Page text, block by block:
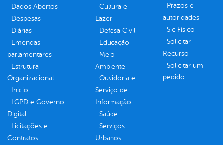
Dados Abertos
Despesas
Diárias
Emendas
parlamentares
Estrutura
Organizacional
Inicio
LGPD e Governo
Digital
Licitações e
Contratos
Cultura e
Lazer
Defesa Civil
Educação
Meio
Ambiente
Ouvidoria e
Serviço de
Informação
Saúde
Serviços
Urbanos
Prazos e
autoridades
Sic Físico
Solicitar
Recurso
Solicitar um
pedido